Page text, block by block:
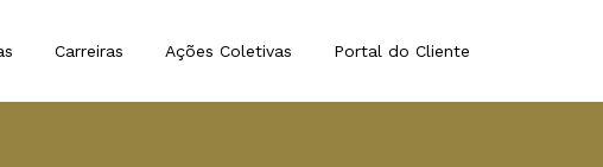
Carreiras Ações Coletivas Portal do Cliente